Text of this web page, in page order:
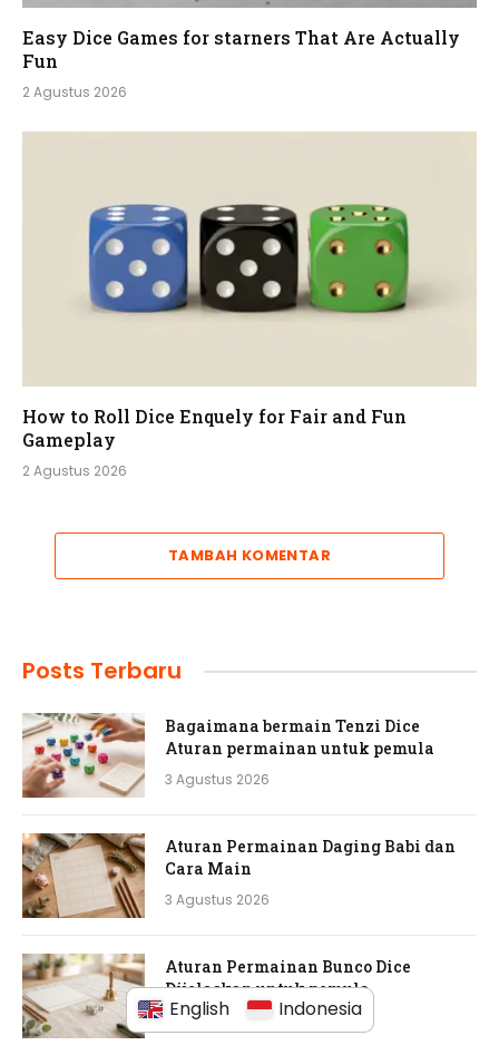
Easy Dice Games for starners That Are Actually
Fun
2 Agustus 2026
How to Roll Dice Enquely for Fair and Fun
Gameplay
2 Agustus 2026
TAMBAH KOMENTAR
Posts Terbaru
Bagaimana bermain Tenzi Dice
Aturan permainan untuk pemula
3 Agustus 2026
Aturan Permainan Daging Babi dan
Cara Main
3 Agustus 2026
Aturan Permainan Bunco Dice
Dijelaskan untuk pemula
3 Agustus 2026
English Indonesia